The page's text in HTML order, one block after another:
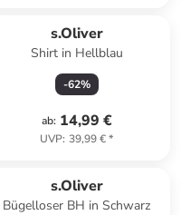
s.Oliver
Shirt in Hellblau
-62%
ab: 14,99 €
UVP: 39,99 €*
s.Oliver
Bügelloser BH in Schwarz